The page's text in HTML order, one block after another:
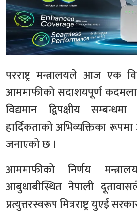
परराष्ट्र मन्त्रालयले आज एक
आममाफीको सदाशयपूर्ण
विद्यमान द्विपक्षीय
हार्दिकताको अभिव्यक्तिका
जनाएको छ ।
आममाफीको निर्णय
आबुधाबीस्थित नेपाली
प्रत्युत्तरस्वरूप मित्रराष्ट्र युएई